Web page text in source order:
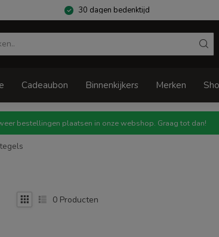
30 dagen bedenktijd
Cadeaubon Binnenkijkers Merken
bestellingen plaatsen in onze webshop. Graag tot dan!
0 Producten